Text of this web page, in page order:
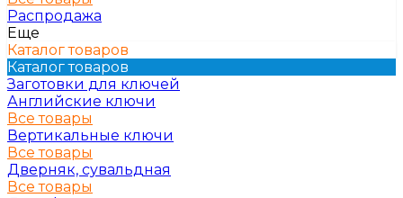
Распродажа
Еще
Каталог товаров
Каталог товаров
Заготовки для ключей
Английские ключи
Все товары
Вертикальные ключи
Все товары
Дверняк, сувальдная
Все товары